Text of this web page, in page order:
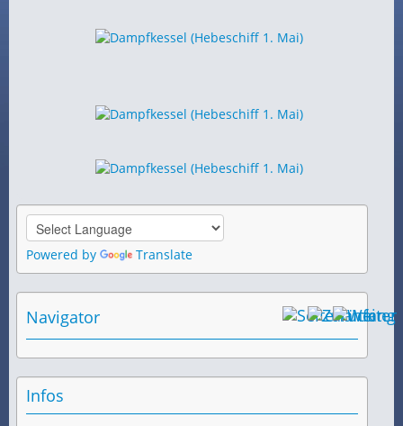
Powered by Translate
Navigator
Infos